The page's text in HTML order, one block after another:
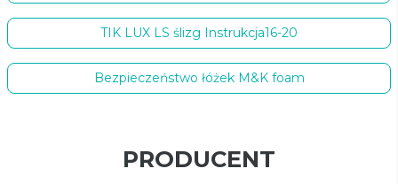
TIK LUX LS ślizg Instrukcja16-20
Bezpieczeństwo łóżek M&K foam
PRODUCENT